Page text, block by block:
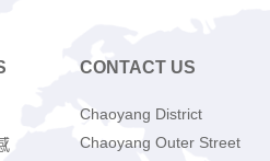
CONTACT US
Chaoyang District
Chaoyang Outer Street